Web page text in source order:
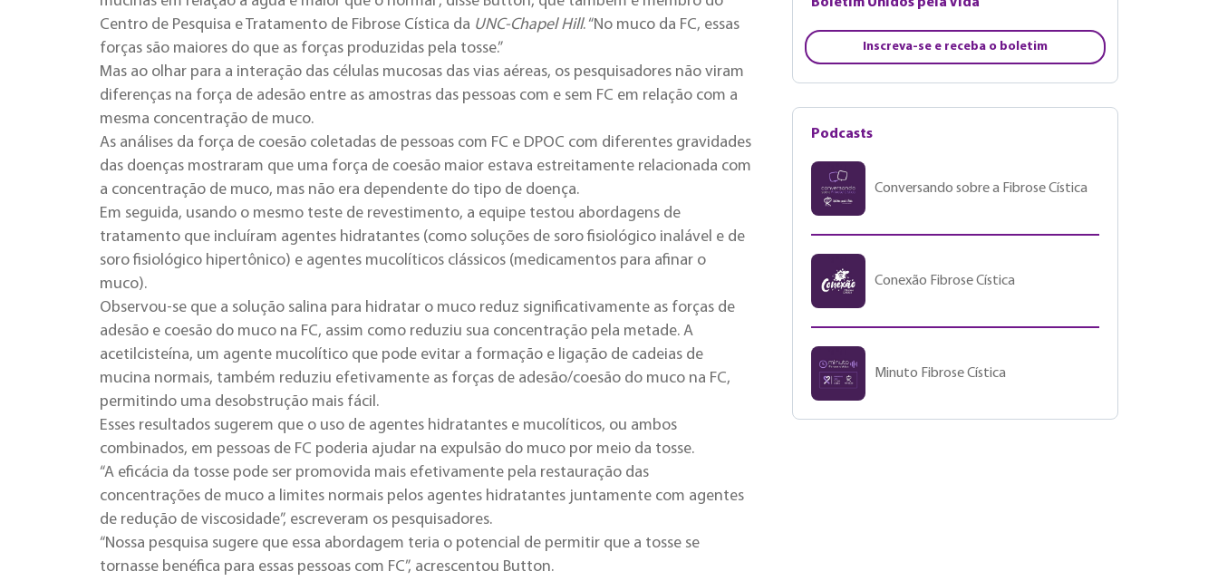
Centro de Pesquisa e Tratamento de Fibrose Cística da UNC-Chapel Hill. “No muco da FC, essas
forças são maiores do que as forças produzidas pela tosse.”
Mas ao olhar para a interação das células mucosas das vias aéreas, os pesquisadores não viram
diferenças na força de adesão entre as amostras das pessoas com e sem FC em relação com a
mesma concentração de muco.
As análises da força de coesão coletadas de pessoas com FC e DPOC com diferentes gravidades
das doenças mostraram que uma força de coesão maior estava estreitamente relacionada com
a concentração de muco, mas não era dependente do tipo de doença.
Em seguida, usando o mesmo teste de revestimento, a equipe testou abordagens de
tratamento que incluíram agentes hidratantes (como soluções de soro fisiológico inalável e de
soro fisiológico hipertônico) e agentes mucolíticos clássicos (medicamentos para afinar o
muco).
Observou-se que a solução salina para hidratar o muco reduz significativamente as forças de
adesão e coesão do muco na FC, assim como reduziu sua concentração pela metade. A
acetilcisteína, um agente mucolítico que pode evitar a formação e ligação de cadeias de
mucina normais, também reduziu efetivamente as forças de adesão/coesão do muco na FC,
permitindo uma desobstrução mais fácil.
Esses resultados sugerem que o uso de agentes hidratantes e mucolíticos, ou ambos
combinados, em pessoas de FC poderia ajudar na expulsão do muco por meio da tosse.
“A eficácia da tosse pode ser promovida mais efetivamente pela restauração das
concentrações de muco a limites normais pelos agentes hidratantes juntamente com agentes
de redução de viscosidade”, escreveram os pesquisadores.
“Nossa pesquisa sugere que essa abordagem teria o potencial de permitir que a tosse se
tornasse benéfica para essas pessoas com FC”, acrescentou Button.
Inscreva-se e receba o boletim
Podcasts
Conversando sobre a Fibrose Cística
Conexão Fibrose Cística
Minuto Fibrose Cística